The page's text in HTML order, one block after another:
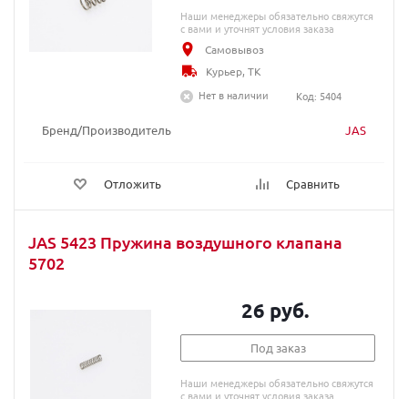
Бренд/Производитель JAS
Отложить Сравнить
Наши менеджеры обязательно свяжутся
с вами и уточнят условия заказа
Самовывоз
Курьер, ТК
Нет в наличии
Код: 5404
JAS 5423 Пружина воздушного клапана
5702
26 руб.
Под заказ
Наши менеджеры обязательно свяжутся
с вами и уточнят условия заказа